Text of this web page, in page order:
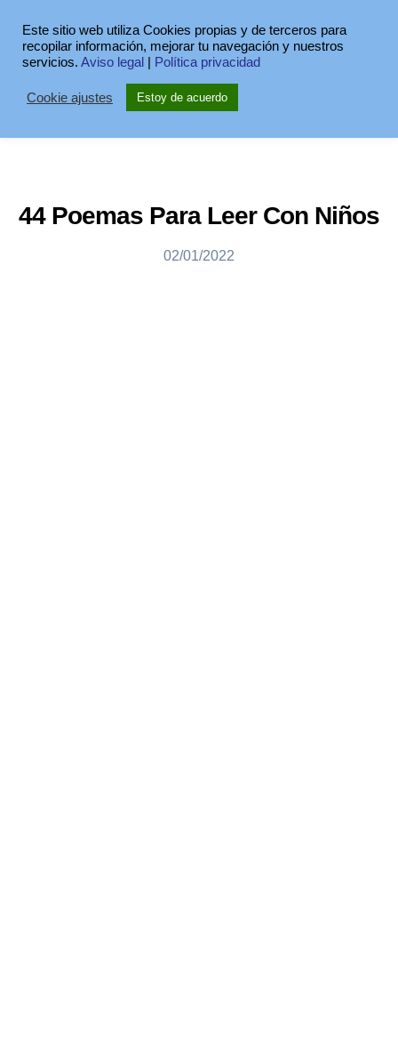
44 Poemas Para Leer Con Niños
02/01/2022
Este sitio web utiliza Cookies propias y de terceros para
recopilar información, mejorar tu navegación y nuestros
servicios. Aviso legal Política privacidad
Cookie ajustes Estoy de acuerdo